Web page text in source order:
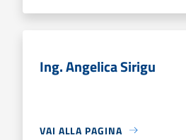
Ing. Angelica Sirigu
VAI ALLA PAGINA